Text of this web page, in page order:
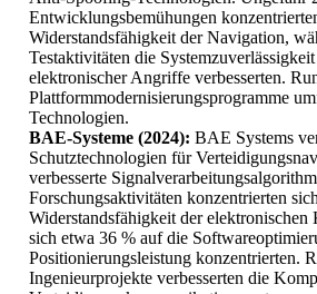
Entwicklungsbemühungen
Widerstandsfähigkeit der Navigation,
Testaktivitäten die
elektronischer Angriffe verbesserten.
Plattformmodernisierungsprogramme
Technologien.
BAE-Systeme (2024): BAE Systems
Schutztechnologien für
verbesserte
Forschungsaktivitäten konzentrierten
Widerstandsfähigkeit der
sich etwa 36 % auf die
Positionierungsleistung konzentrierten.
Ingenieurprojekte verbesserten die